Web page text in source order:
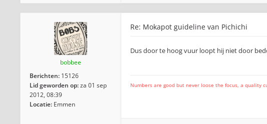
bobbee
Berichten: 15126
Lid geworden op:za 01 sep
2012, 08:39
Locatie: Emmen
Re: Mokapot guideline van Pichichi
Dus door te hoog vuur loopt hij niet door
Numbers are good but never loose the focus, a quality